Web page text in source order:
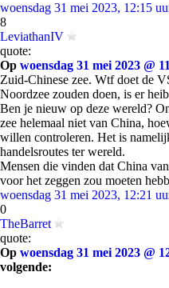
woensdag 31 mei 2023, 12:15
8
LeviathanIV
quote:
Op woensdag 31 mei 2023 @
Zuid-Chinese zee. Wtf doet de
Noordzee zouden doen, is er
Ben je nieuw op deze wereld?
zee helemaal niet van China,
willen controleren. Het is
handelsroutes ter wereld.
Mensen die vinden dat China
voor het zeggen zou moeten
woensdag 31 mei 2023, 12:21
0
TheBarret
quote:
Op woensdag 31 mei 2023 @
volgende: